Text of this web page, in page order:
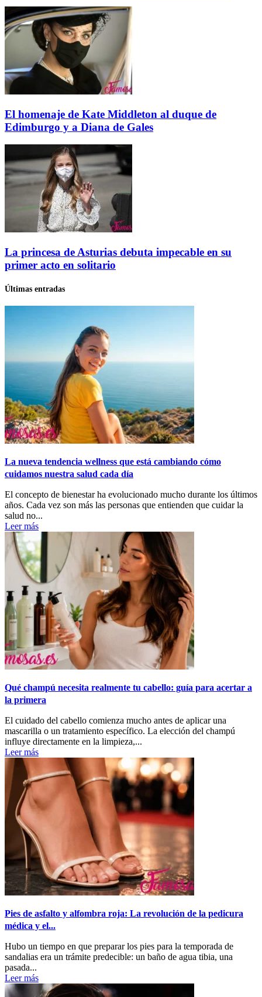
El homenaje de Kate Middleton al duque de
Edimburgo y a Diana de Gales
La princesa de Asturias debuta impecable en su
primer acto en solitario
Últimas entradas
La nueva tendencia wellness que está cambiando cómo
cuidamos nuestra salud cada día
El concepto de bienestar ha evolucionado mucho durante los últimos
años. Cada vez son más las personas que entienden que cuidar la
salud no...
Leer más
Qué champú necesita realmente tu cabello: guía para acertar a
la primera
El cuidado del cabello comienza mucho antes de aplicar una
mascarilla o un tratamiento específico. La elección del champú
influye directamente en la limpieza,...
Leer más
Pies de asfalto y alfombra roja: La revolución de la pedicura
médica y el...
Hubo un tiempo en que preparar los pies para la temporada de
sandalias era un trámite predecible: un baño de agua tibia, una
pasada...
Leer más